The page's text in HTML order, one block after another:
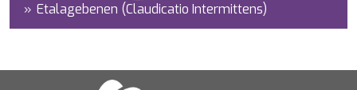
Etalagebenen (Claudicatio Intermittens)